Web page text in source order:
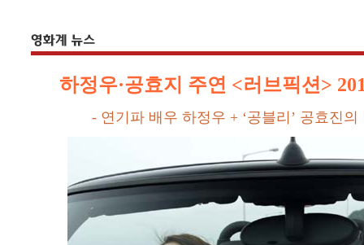
하정우·공효지 주연 <러브픽션>
- 연기파 배우 하정우 + ‘공블리’ 공효진의